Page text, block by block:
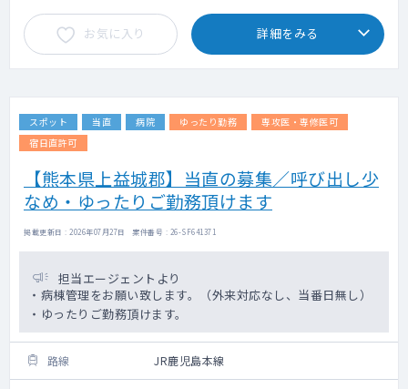
お気に入り 詳細をみる
スポット 当直 病院 ゆったり勤務
専攻医・専修医可
宿日直許可
【熊本県上益城郡】当直の募集／呼び出し少
なめ・ゆったりご勤務頂けます
掲載更新日 : 2026年07月27日 案件番号 : 26-SF641371
担当エージェントより
・病棟管理をお願い致します。（外来対応なし、当番日無し）
・ゆったりご勤務頂けます。
路線 JR鹿児島本線